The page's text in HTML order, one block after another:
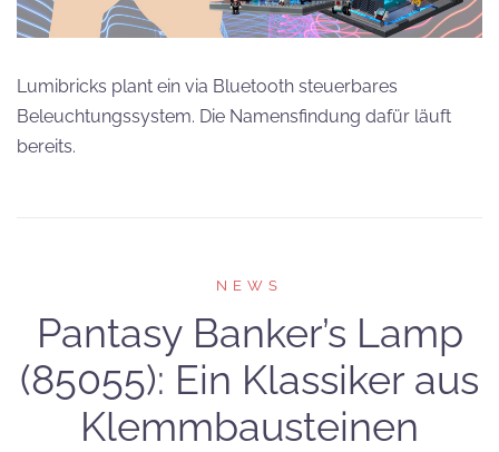
Lumibricks plant ein via Bluetooth steuerbares
Beleuchtungssystem. Die Namensfindung dafür läuft
bereits.
NEWS
Pantasy Banker’s Lamp
(85055): Ein Klassiker aus
Klemmbausteinen